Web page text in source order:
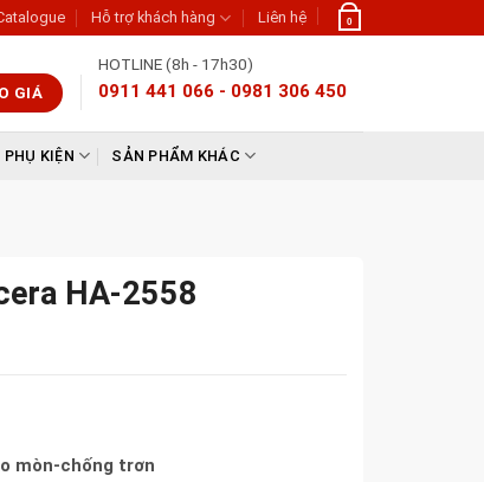
Hỗ trợ khách hàng Liên hệ 0
GIÁ
HOTLINE (8h - 17h30)
0911 441 066 - 0981 306 450
PHỤ KIỆN SẢN PHẨM KHÁC
HA-2558
mòn-chống trơn